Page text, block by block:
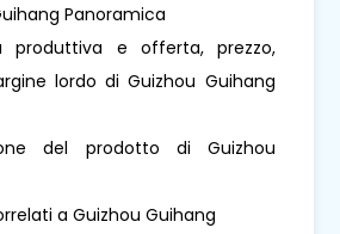
Panoramica
produttiva e offerta, prezzo,
lordo di Guizhou Guihang
del prodotto di Guizhou
a Guizhou Guihang